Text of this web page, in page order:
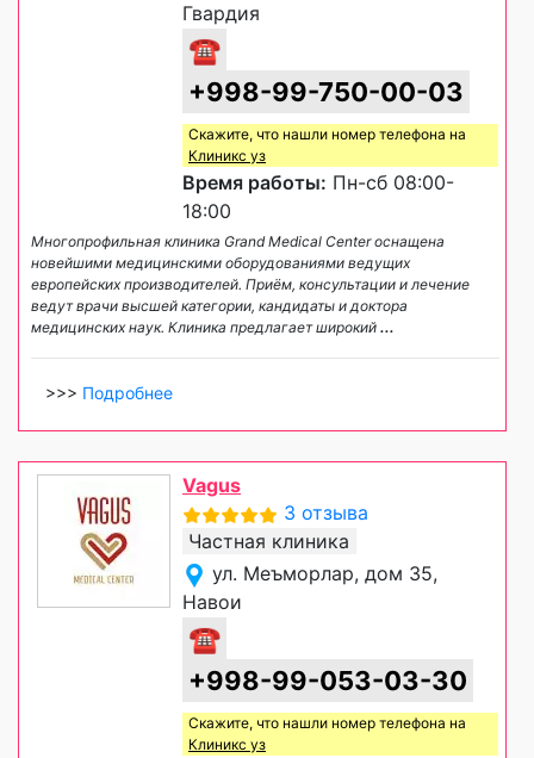
Гвардия
☎
+998-99-750-00-03
Скажите, что нашли номер телефона на
Клиникс уз
Время работы: Пн-сб 08:00-
18:00
Многопрофильная клиника Grand Medical Center оснащена
новейшими медицинскими оборудованиями ведущих
европейских производителей. Приём, консультации и лечение
ведут врачи высшей категории, кандидаты и доктора
медицинских наук. Клиника предлагает широкий ...
>>> Подробнее
Vagus
3 отзыва
Частная клиника
ул. Меъморлар, дом 35,
Навои
☎
+998-99-053-03-30
Скажите, что нашли номер телефона на
Клиникс уз